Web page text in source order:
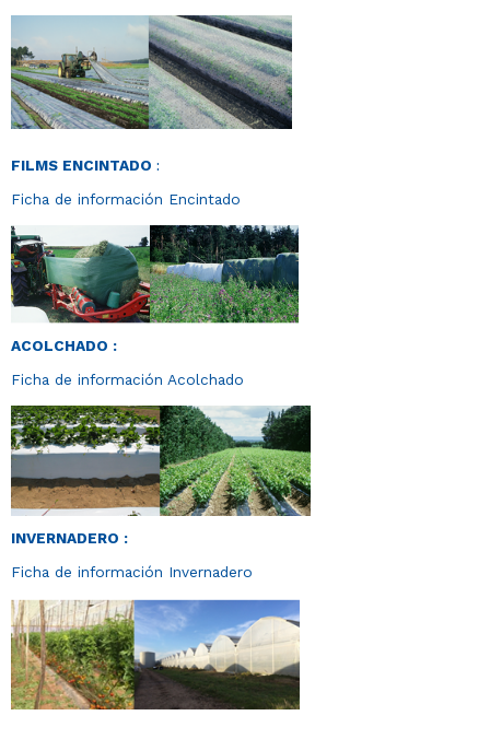
FILMS ENCINTADO :
Ficha de información Encintado
ACOLCHADO :
Ficha de información Acolchado
INVERNADERO :
Ficha de información Invernadero